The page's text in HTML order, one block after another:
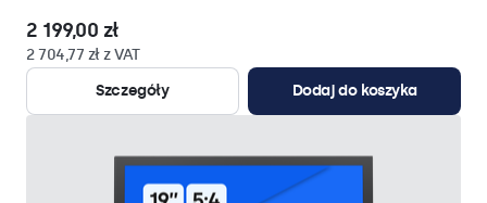
2 199,00 zł
2 704,77 zł z VAT
Szczegóły
Dodaj do koszyka